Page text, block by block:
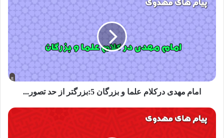
عکس نوشته منجی در ادیان ۵
منجی خواهی در کلام اشعیا
اشعیا ۷۰۰ سال قبل از میلاد مسیح می زیسته و بیش از سایر پیامبران به ظهور
موعود پرداخته است. در کلام او، عالی ترین مصداق برای نجات بنی اسرائیل
شخصی به نام «عمانوئیل» بود. (عمانوئیل یعنی خدا با ماست)
قبل از اشعیا مفهوم ماشیَح و منجی اصلا نگاه جهانی نداشت، اما بعد از او
امام مهدی درکلام علما و بزرگان 5:بزرگتر از حد تصور...